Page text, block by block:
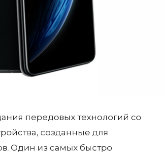
передовых технологий со
созданные для
Один из самых быстро